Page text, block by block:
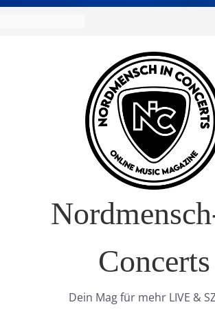
Europa-Tournee
Concerts
Dein Mag für mehr LIVE &